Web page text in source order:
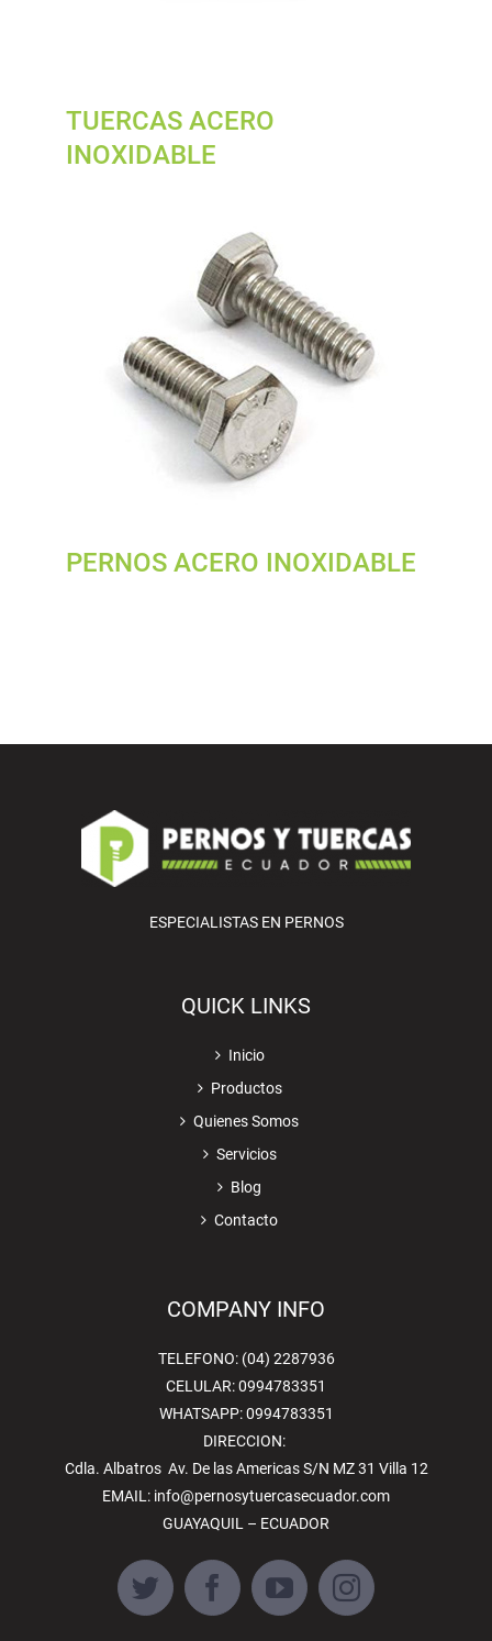
TUERCAS ACERO
INOXIDABLE
PERNOS ACERO INOXIDABLE
ESPECIALISTAS EN PERNOS
QUICK LINKS
Inicio
Productos
Quienes Somos
Servicios
Blog
Contacto
COMPANY INFO
TELEFONO: (04) 2287936
CELULAR: 0994783351
WHATSAPP: 0994783351
DIRECCION:
Cdla. Albatros Av. De las Americas S/N MZ 31 Villa 12
EMAIL: info@pernosytuercasecuador.com
GUAYAQUIL – ECUADOR